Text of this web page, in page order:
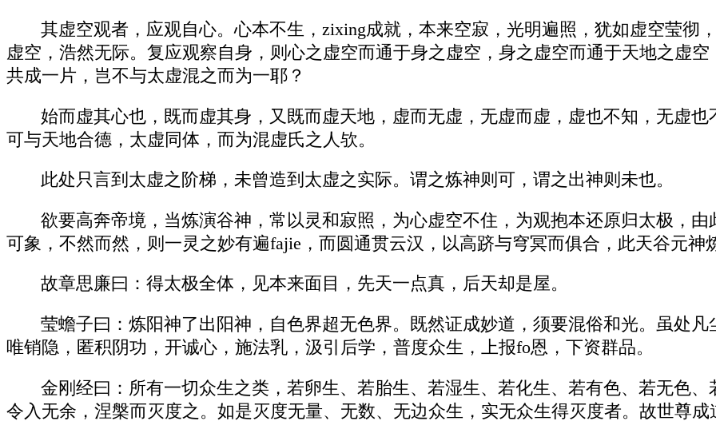
其虚空观者，应观自心。心本不生，zixing成就，本来空寂，光明遍照，犹如虚空莹彻
虚空，浩然无际。复应观察自身，则心之虚空而通于身之虚空，身之虚空而通于天地之虚
共成一片，岂不与太虚混之而为一耶？
始而虚其心也，既而虚其身，又既而虚天地，虚而无虚，无虚而虚，虚也不知，无虚
可与天地合德，太虚同体，而为混虚氏之人欤。
此处只言到太虚之阶梯，未曾造到太虚之实际。谓之炼神则可，谓之出神则未也。
欲要高奔帝境，当炼演谷神，常以灵和寂照，为心虚空不住，为观抱本还原归太极，
可象，不然而然，则一灵之妙有遍fajie，而圆通贯云汉，以高跻与穹冥而俱合，此天谷元神
故章思廉曰：得太极全体，见本来面目，先天一点真，后天却是屋。
莹蟾子曰：炼阳神了出阳神，自色界超无色界。既然证成妙道，须要混俗和光。虽处
唯销隐，匿积阴功，开诚心，施法乳，汲引后学，普度众生，上报fo恩，下资群品。
金刚经曰：所有一切众生之类，若卵生、若胎生、若湿生、若化生、若有色、若无色
令入无余，涅槃而灭度之。如是灭度无量、无数、无边众生，实无众生得灭度者。故世尊